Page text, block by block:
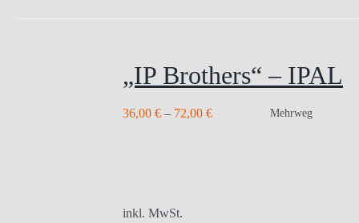
„IP Brothers“ – IPAL
36,00 € – 72,00 € Mehrweg
inkl. MwSt.